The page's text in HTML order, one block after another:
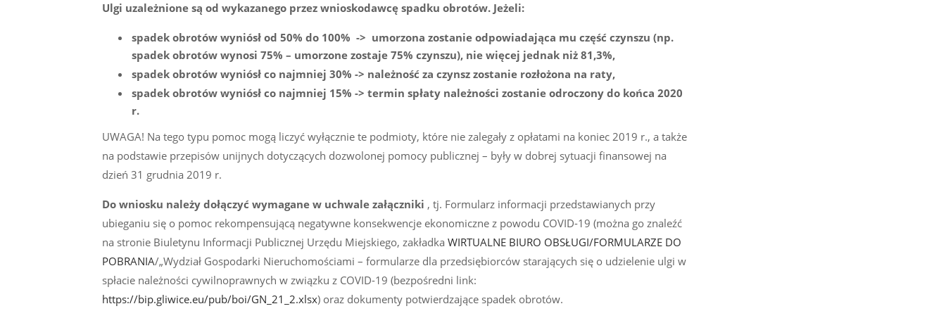
Ulgi uzależnione są od wykazanego przez wnioskodawcę spadku obrotów. Jeżeli:
spadek obrotów wyniósł od 50% do 100% -> umorzona zostanie odpowiadająca mu część czynszu (np.
spadek obrotów wynosi 75% – umorzone zostaje 75% czynszu), nie więcej jednak niż 81,3%,
spadek obrotów wyniósł co najmniej 30% -> należność za czynsz zostanie rozłożona na raty,
spadek obrotów wyniósł co najmniej 15% -> termin spłaty należności zostanie odroczony do końca 2020
r.
UWAGA! Na tego typu pomoc mogą liczyć wyłącznie te podmioty, które nie zalegały z opłatami na koniec 2019 r., a także
na podstawie przepisów unijnych dotyczących dozwolonej pomocy publicznej – były w dobrej sytuacji finansowej na
dzień 31 grudnia 2019 r.
Do wniosku należy dołączyć wymagane w uchwale załączniki , tj. Formularz informacji przedstawianych przy
ubieganiu się o pomoc rekompensującą negatywne konsekwencje ekonomiczne z powodu COVID-19 (można go znaleźć
na stronie Biuletynu Informacji Publicznej Urzędu Miejskiego, zakładka WIRTUALNE BIURO OBSŁUGI/FORMULARZE DO
POBRANIA/„Wydział Gospodarki Nieruchomościami – formularze dla przedsiębiorców starających się o udzielenie ulgi w
spłacie należności cywilnoprawnych w związku z COVID-19 (bezpośredni link:
https://bip.gliwice.eu/pub/boi/GN_21_2.xlsx) oraz dokumenty potwierdzające spadek obrotów.